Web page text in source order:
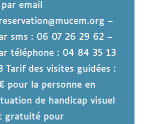
email
–
sms : 06 07 26 29 62 –
téléphone : 04 84 35 13
Tarif des visites guidées :
pour la personne en
de handicap visuel
gratuité pour